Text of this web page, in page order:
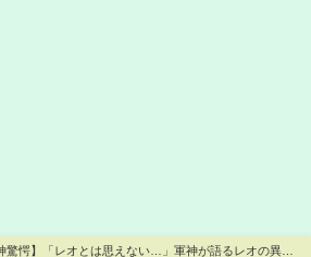
驚愕】「レオとは思えない…」軍神が語るレオの異常